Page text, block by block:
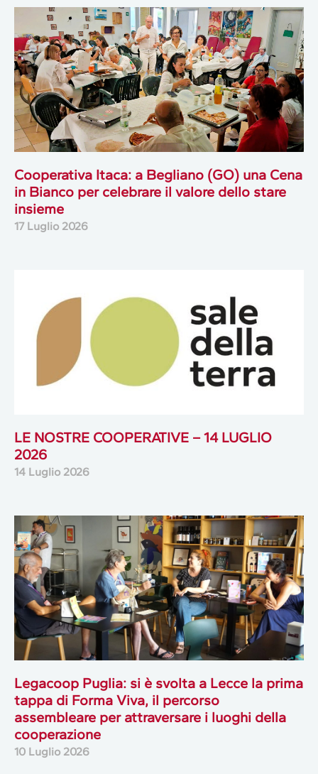
Cooperativa Itaca: a Begliano (GO) una Cena
in Bianco per celebrare il valore dello stare
insieme
17 Luglio 2026
LE NOSTRE COOPERATIVE – 14 LUGLIO
2026
14 Luglio 2026
Legacoop Puglia: si è svolta a Lecce la prima
tappa di Forma Viva, il percorso
assembleare per attraversare i luoghi della
cooperazione
10 Luglio 2026